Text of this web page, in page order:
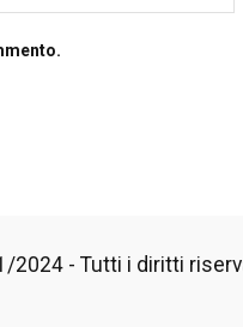
2024 - Tutti i diritti